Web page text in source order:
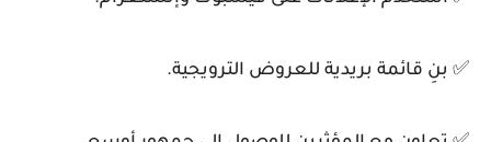
✅ بنِ قائمة بريدية للعروض الترويجية.